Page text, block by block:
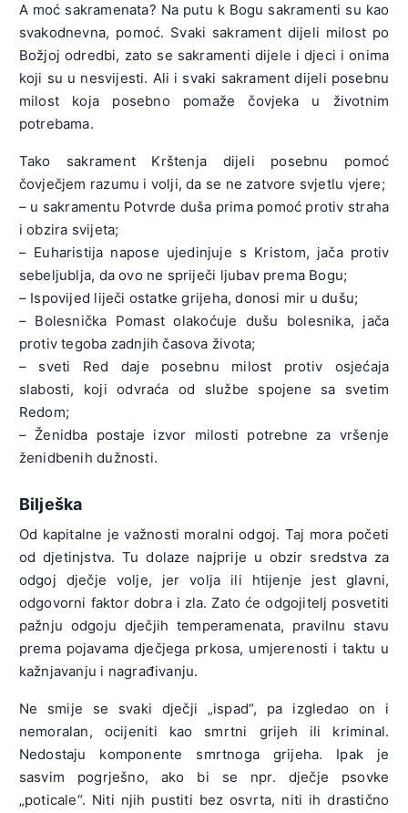
A moć sakramenata? Na putu k Bogu sakramenti su kao
svakodnevna, pomoć. Svaki sakrament dijeli milost po
Božjoj odredbi, zato se sakramenti dijele i djeci i onima
koji su u nesvijesti. Ali i svaki sakrament dijeli posebnu
milost koja posebno pomaže čovjeka u životnim
potrebama.
Tako sakrament Krštenja dijeli posebnu pomoć
čovječjem razumu i volji, da se ne zatvore svjetlu vjere;
– u sakramentu Potvrde duša prima pomoć protiv straha
i obzira svijeta;
– Euharistija napose ujedinjuje s Kristom, jača protiv
sebeljublja, da ovo ne spriječi ljubav prema Bogu;
– Ispovijed liječi ostatke grijeha, donosi mir u dušu;
– Bolesnička Pomast olakoćuje dušu bolesnika, jača
protiv tegoba zadnjih časova života;
– sveti Red daje posebnu milost protiv osjećaja
slabosti, koji odvraća od službe spojene sa svetim
Redom;
– Ženidba postaje izvor milosti potrebne za vršenje
ženidbenih dužnosti.
Bilješka
Od kapitalne je važnosti moralni odgoj. Taj mora početi
od djetinjstva. Tu dolaze najprije u obzir sredstva za
odgoj dječje volje, jer volja ili htijenje jest glavni,
odgovorni faktor dobra i zla. Zato će odgojitelj posvetiti
pažnju odgoju dječjih temperamenata, pravilnu stavu
prema pojavama dječjega prkosa, umjerenosti i taktu u
kažnjavanju i nagrađivanju.
Ne smije se svaki dječji „ispad“, pa izgledao on i
nemoralan, ocijeniti kao smrtni grijeh ili kriminal.
Nedostaju komponente smrtnoga grijeha. Ipak je
sasvim pogrješno, ako bi se npr. dječje psovke
„poticale“. Niti njih pustiti bez osvrta, niti ih drastično